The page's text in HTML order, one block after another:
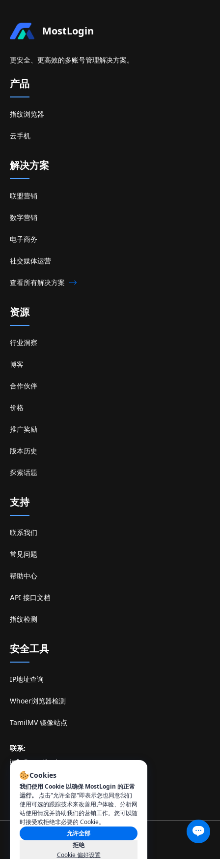
MostLogin
更安全、更高效的多账号管理解决方案。
产品
指纹浏览器
云手机
解决方案
联盟营销
数字营销
电子商务
社交媒体运营
查看所有解决方案
资源
行业洞察
博客
合作伙伴
价格
推广奖励
版本历史
探索话题
支持
联系我们
常见问题
帮助中心
API 接口文档
指纹检测
安全工具
IP地址查询
Whoer浏览器检测
TamilMV 镜像站点
联系:
info@mostlogin.com
© 2026 MostLogin。保留所有权利。
用户服务协议管理 Cookie
Cookies
我们使用 Cookie 以确保 MostLogin 的正常
运行。
点击"允许全部"即表示您也同意我们
使用可选的跟踪技术来改善用户体验、分析网
站使用情况并协助我们的营销工作。您可以随
时接受或拒绝非必要的 Cookie。
允许全部
拒绝
Cookie 偏好设置